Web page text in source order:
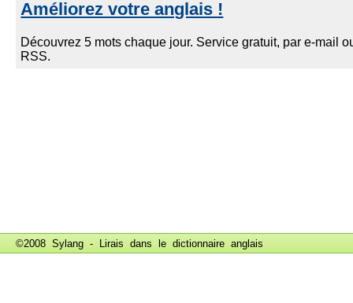
©2008 Sylang - Lirais dans le dictionnaire anglais